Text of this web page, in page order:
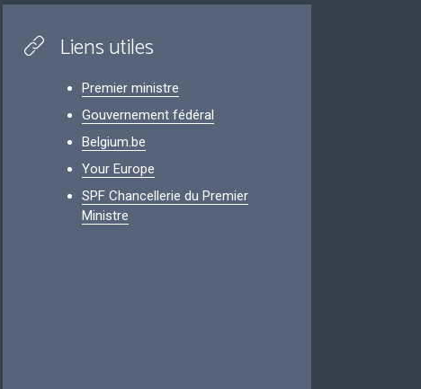
Liens utiles
Premier ministre
Gouvernement fédéral
Belgium.be
Your Europe
SPF Chancellerie du Premier
Ministre